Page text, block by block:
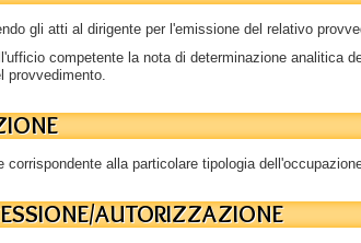
gli atti al dirigente per l'emissione del relativo
competente la nota di determinazione analitica
provvedimento.
alla particolare tipologia
AUTORIZZAZIONE